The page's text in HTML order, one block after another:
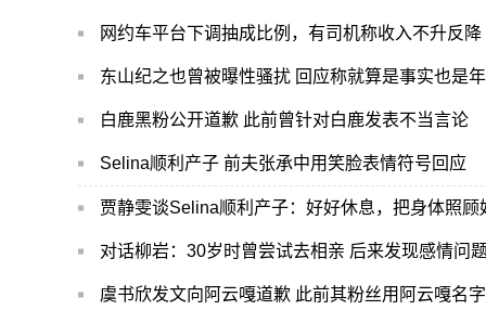
网约车平台下调抽成比例，有司机称收入不升反降
东山纪之也曾被曝性骚扰 回应称就算是事实也是
白鹿黑粉公开道歉 此前曾针对白鹿发表不当言论
Selina顺利产子 前夫张承中用笑脸表情符号回应
贾静雯谈Selina顺利产子：好好休息，把身体照顾
对话柳岩：30岁时曾尝试去相亲 后来发现感情问
虞书欣发文向阿云嘎道歉 此前其粉丝用阿云嘎名